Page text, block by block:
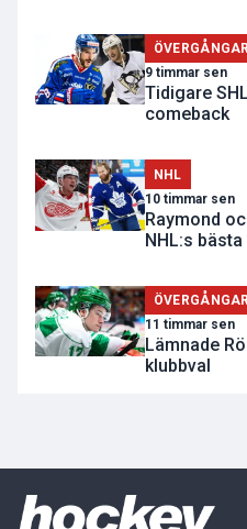
9 timmar sen
Tidigare
comeback
NHL
10 timmar sen
Raymond
NHL:s
11 timmar sen
Lämnade
klubbval